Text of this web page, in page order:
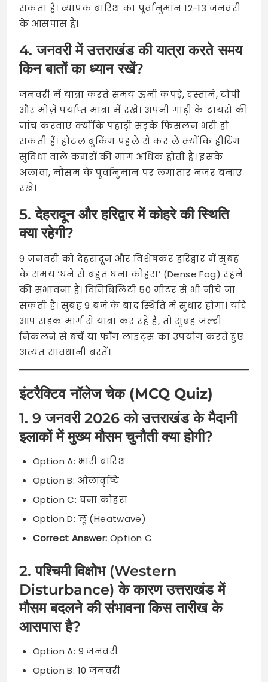
सकता है। व्यापक बारिश का पूर्वानुमान 12-13 जनवरी
के आसपास है।
4. जनवरी में उत्तराखंड की यात्रा करते समय
किन बातों का ध्यान रखें?
जनवरी में यात्रा करते समय ऊनी कपड़े, दस्ताने, टोपी
और मोज़े पर्याप्त मात्रा में रखें। अपनी गाड़ी के टायरों की
जांच करवाएं क्योंकि पहाड़ी सड़कें फिसलन भरी हो
सकती हैं। होटल बुकिंग पहले से कर लें क्योंकि हीटिंग
सुविधा वाले कमरों की मांग अधिक होती है। इसके
अलावा, मौसम के पूर्वानुमान पर लगातार नज़र बनाए
रखें।
5. देहरादून और हरिद्वार में कोहरे की स्थिति
क्या रहेगी?
9 जनवरी को देहरादून और विशेषकर हरिद्वार में सुबह
के समय ‘घने से बहुत घना कोहरा’ (Dense Fog) रहने
की संभावना है। विजिबिलिटी 50 मीटर से भी नीचे जा
सकती है। सुबह 9 बजे के बाद स्थिति में सुधार होगा। यदि
आप सड़क मार्ग से यात्रा कर रहे हैं, तो सुबह जल्दी
निकलने से बचें या फॉग लाइट्स का उपयोग करते हुए
अत्यंत सावधानी बरतें।
इंटरैक्टिव नॉलेज चेक (MCQ Quiz)
1. 9 जनवरी 2026 को उत्तराखंड के मैदानी
इलाकों में मुख्य मौसम चुनौती क्या होगी?
Option A: भारी बारिश
Option B: ओलावृष्टि
Option C: घना कोहरा
Option D: लू (Heatwave)
Correct Answer: Option C
2. पश्चिमी विक्षोभ (Western
Disturbance) के कारण उत्तराखंड में
मौसम बदलने की संभावना किस तारीख के
आसपास है?
Option A: 9 जनवरी
Option B: 10 जनवरी